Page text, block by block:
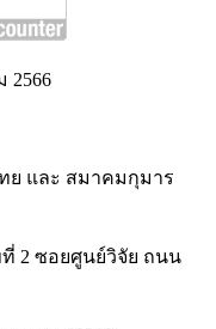
2566
ย และ สมาคมกุมาร
2 ซอยศูนย์วิจัย ถนน